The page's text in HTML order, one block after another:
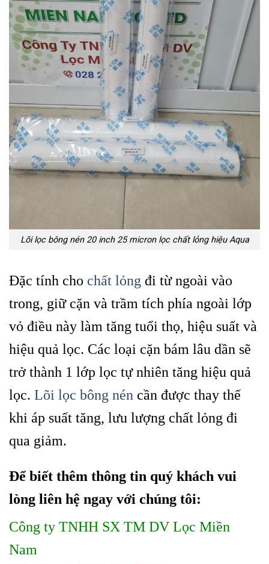
Lõi lọc bông nén 20 inch 25 micron lọc chất lỏng hiệu Aqua
Đặc tính cho chất lỏng đi từ ngoài vào
trong, giữ cặn và trầm tích phía ngoài lớp
vỏ điều này làm tăng tuổi thọ, hiệu suất và
hiệu quả lọc. Các loại cặn bám lâu dần sẽ
trở thành 1 lớp lọc tự nhiên tăng hiệu quả
lọc. Lõi lọc bông nén cần được thay thế
khi áp suất tăng, lưu lượng chất lỏng đi
qua giảm.
Để biết thêm thông tin quý khách vui
lòng liên hệ ngay với chúng tôi:
Công ty TNHH SX TM DV Lọc Miền
Nam